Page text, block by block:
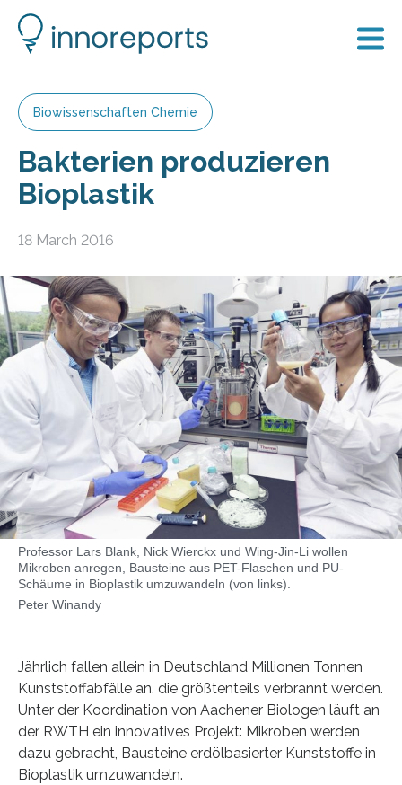
Biowissenschaften Chemie
Bakterien produzieren
Bioplastik
18 March 2016
Professor Lars Blank, Nick Wierckx und Wing-Jin-Li wollen
Mikroben anregen, Bausteine aus PET-Flaschen und PU-
Schäume in Bioplastik umzuwandeln (von links).
Peter Winandy
Jährlich fallen allein in Deutschland Millionen Tonnen
Kunststoffabfälle an, die größtenteils verbrannt werden.
Unter der Koordination von Aachener Biologen läuft an
der RWTH ein innovatives Projekt: Mikroben werden
dazu gebracht, Bausteine erdölbasierter Kunststoffe in
Bioplastik umzuwandeln.